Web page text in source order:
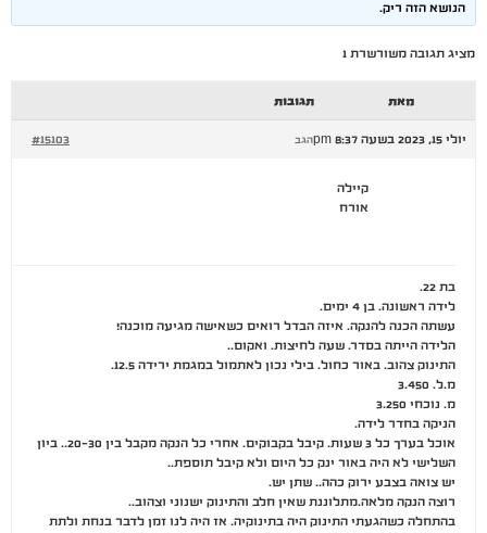
הנושא הזה ריק.
מציג תגובה משורשרת 1
מאת תגובות
יולי 15, 2023 בשעה 8:37 pm #15103 הגב
קיילה
אורח
בת 22.
לידה ראשונה. בן 4 ימים.
עשתה הכנה להנקה. איזה הבדל רואים כשאישה מגיעה מוכנה!
הלידה הייתה בסדר. שעה לחיצות. ואקום..
התינוק צהוב. באור כחול. בילי נכון לאתמול במגמת ירידה 12.5.
מ.ל. 3.450
מ. נוכחי 3.250
הניקה בחדר לידה.
אוכל בערך כל 3 שעות. קיבל בקבוקים. אחרי כל הנקה מקבל בין 20-30.. ביון
השלישי לא היה באור ינק כל היום ולא קיבל תוספת..
יש צואה בצבע ירוק כהה.. שתן יש.
רוצה הנקה מלאה.מתלוננת שאין חלב והתינוק ישנוני וצהוב..
בהתחלה כשהגעתי התינוק היה בתינוקיה. אז היה לנו זמן לדבר בנחת ולתת